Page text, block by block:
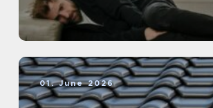
01. June 2026